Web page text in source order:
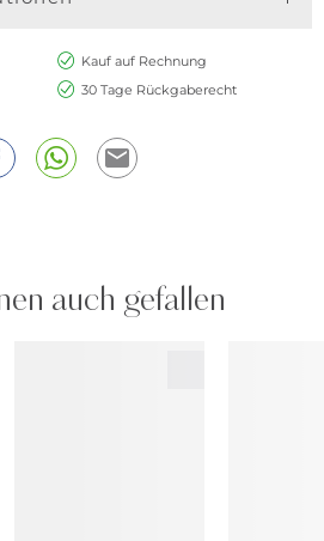
Kauf auf Rechnung
30 Tage Rückgaberecht
auch gefallen